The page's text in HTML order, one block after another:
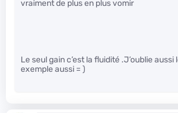
vraiment de plus en plus vomir
Le seul gain c’est la fluidité .J’oublie
exemple aussi = )